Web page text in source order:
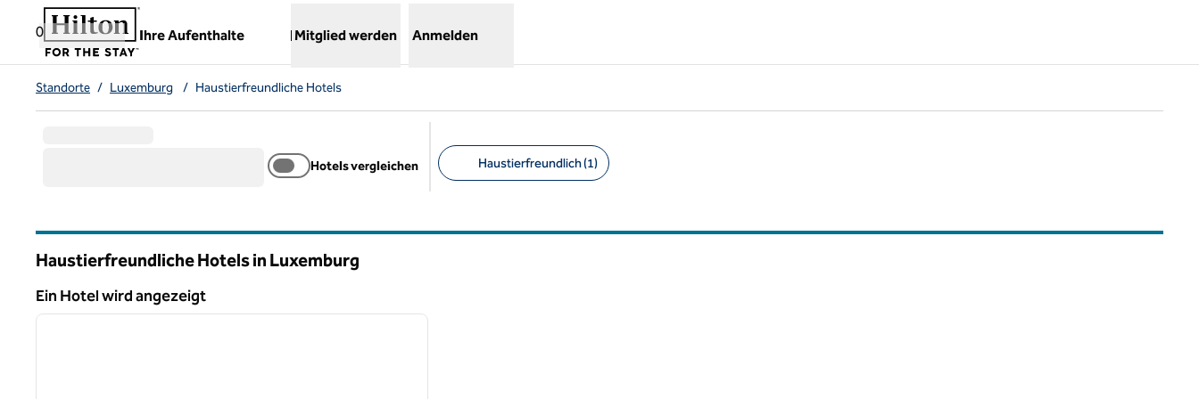
Weiter zum Inhalt
0
Ihre Aufenthalte
,öffnet neue Registerkarte
Mitglied werden Anmelden
Standorte / Luxemburg / Haustierfreundliche Hotels
Hotels vergleichen Haustierfreundlich (1)
Haustierfreundliche Hotels in Luxemburg
Ein Hotel wird angezeigt
Ein Hotel wird angezeigt
1 von 12
nächstes Bild